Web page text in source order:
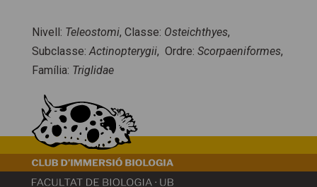
Nivell: Teleostomi, Classe: Osteichthyes,
Subclasse: Actinopterygii, Ordre: Scorpaeniformes,
Família: Triglidae